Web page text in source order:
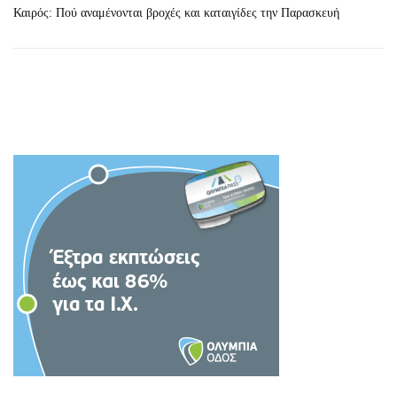
Καιρός: Πού αναμένονται βροχές και καταιγίδες την Παρασκευή